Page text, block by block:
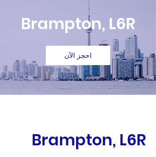
Brampton, L6R
احجز الآن
Brampton, L6R